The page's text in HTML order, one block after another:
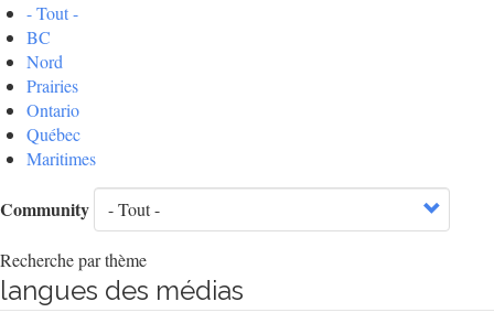
- Tout -
BC
Nord
Prairies
Ontario
Québec
Maritimes
Community
Recherche par thème
langues des médias